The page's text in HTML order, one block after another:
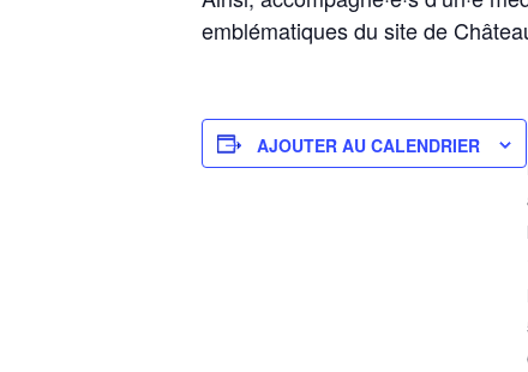
emblématiques du site de
AJOUTER AU CALENDRIER